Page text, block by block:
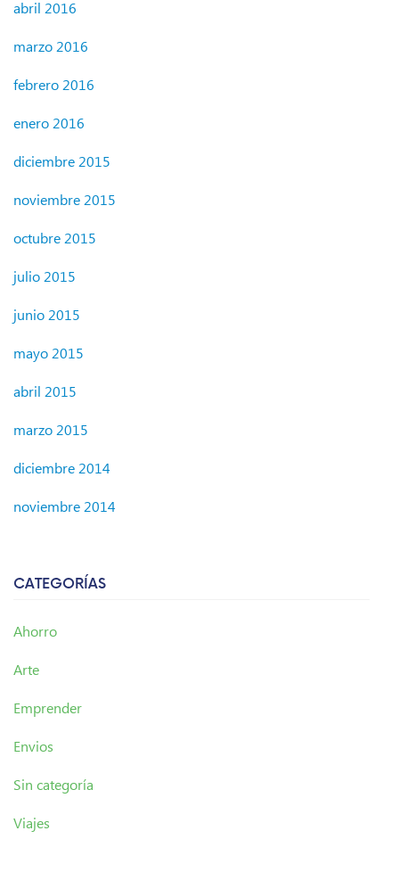
abril 2016
marzo 2016
febrero 2016
enero 2016
diciembre 2015
noviembre 2015
octubre 2015
julio 2015
junio 2015
mayo 2015
abril 2015
marzo 2015
diciembre 2014
noviembre 2014
CATEGORÍAS
Ahorro
Arte
Emprender
Envios
Sin categoría
Viajes